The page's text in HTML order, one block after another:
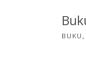
BUKU ,